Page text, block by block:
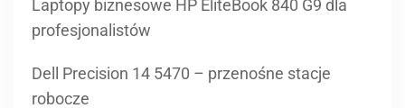
Laptopy biznesowe HP EliteBook 840 G9 dla
profesjonalistów
Dell Precision 14 5470 – przenośne stacje
robocze